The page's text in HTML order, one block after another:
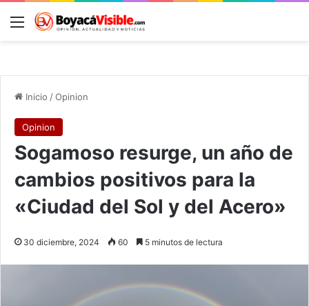
Menú
Inicio /Opinion
Opinion
Sogamoso resurge, un año de
cambios positivos para la
«Ciudad del Sol y del Acero»
30 diciembre, 2024 60 5 minutos de lectura